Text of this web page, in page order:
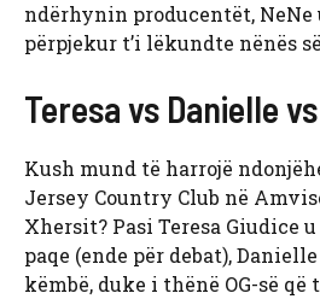
ndërhynin producentët, NeNe
përpjekur t’i lëkundte nënës
Teresa vs Danielle
Kush mund të harrojë
Jersey Country Club në
Xhersit? Pasi Teresa Giudice
paqe (ende për debat),
këmbë, duke i thënë OG-së që